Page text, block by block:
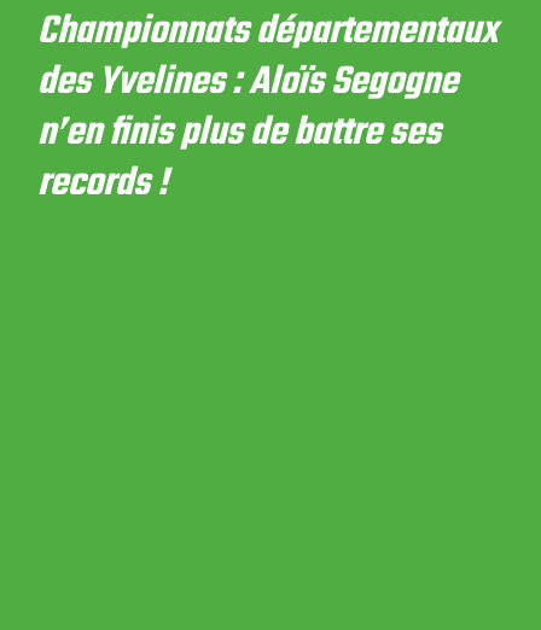
Championnats départementaux
des Yvelines : Aloïs Segogne
n’en finis plus de battre ses
records !